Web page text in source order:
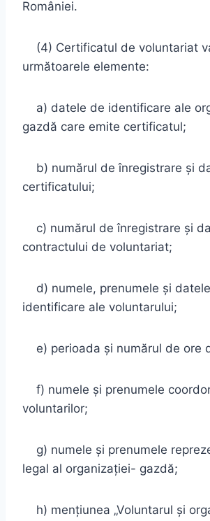
României.
(4) Certificatul de voluntariat
următoarele elemente:
a) datele de identificare ale
gazdă care emite certificatul;
b) numărul de înregistrare şi
certificatului;
c) numărul de înregistrare şi
contractului de voluntariat;
d) numele, prenumele şi
identificare ale voluntarului;
e) perioada şi numărul de ore
f) numele şi prenumele
voluntarilor;
g) numele şi prenumele
legal al organizaţiei- gazdă;
h) menţiunea „Voluntarul şi